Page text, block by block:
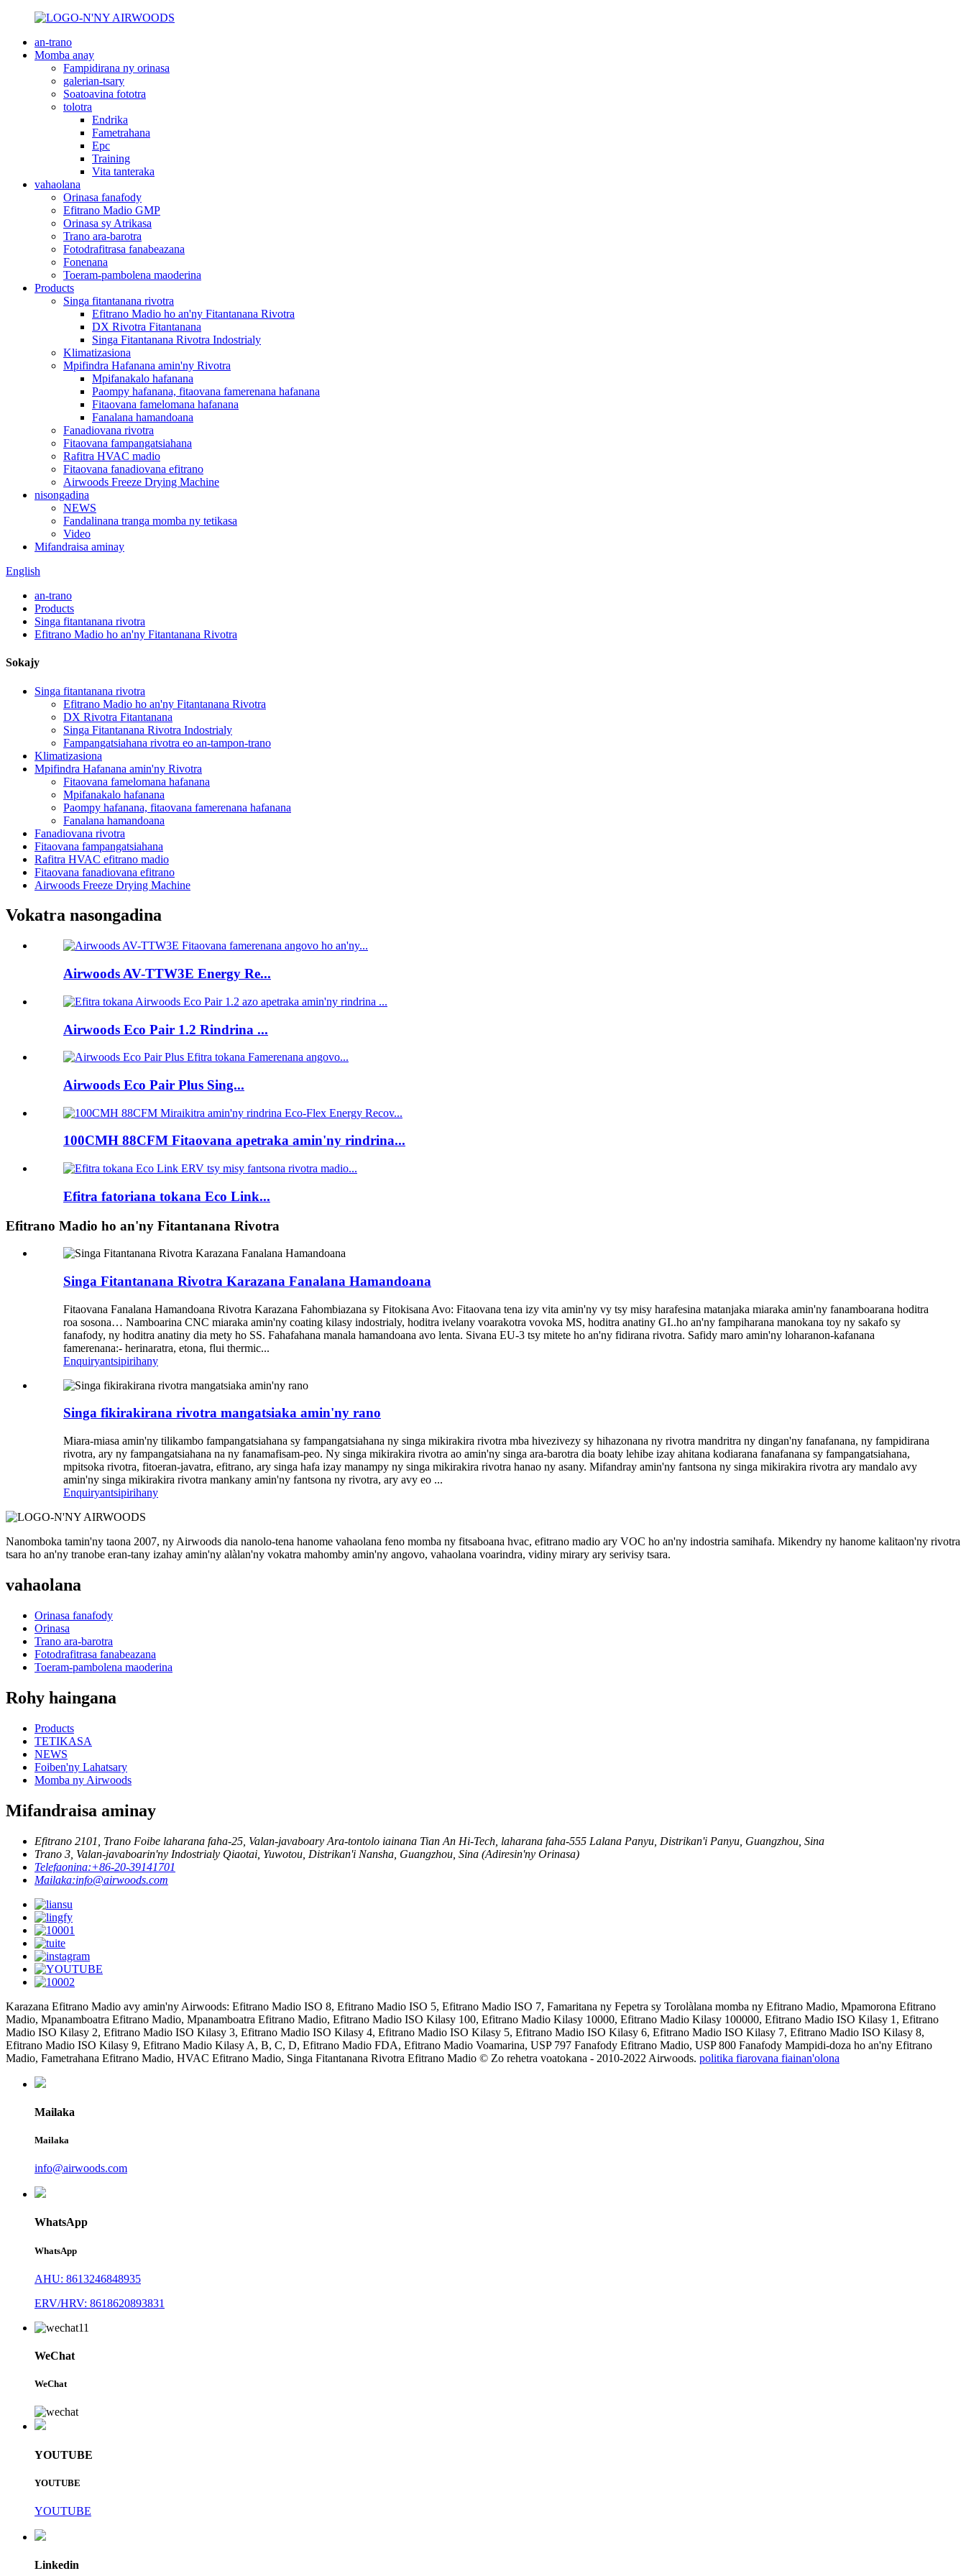
an-trano
Momba anay
Fampidirana ny orinasa
galerian-tsary
Soatoavina fototra
tolotra
Endrika
Fametrahana
Epc
Training
Vita tanteraka
vahaolana
Orinasa fanafody
Efitrano Madio GMP
Orinasa sy Atrikasa
Trano ara-barotra
Fotodrafitrasa fanabeazana
Fonenana
Toeram-pambolena maoderina
Products
Singa fitantanana rivotra
Efitrano Madio ho an'ny Fitantanana Rivotra
DX Rivotra Fitantanana
Singa Fitantanana Rivotra Indostrialy
Klimatizasiona
Mpifindra Hafanana amin'ny Rivotra
Mpifanakalo hafanana
Paompy hafanana, fitaovana famerenana hafanana
Fitaovana famelomana hafanana
Fanalana hamandoana
Fanadiovana rivotra
Fitaovana fampangatsiahana
Rafitra HVAC madio
Fitaovana fanadiovana efitrano
Airwoods Freeze Drying Machine
nisongadina
NEWS
Fandalinana tranga momba ny tetikasa
Video
Mifandraisa aminay
English
an-trano
Products
Singa fitantanana rivotra
Efitrano Madio ho an'ny Fitantanana Rivotra
Sokajy
Singa fitantanana rivotra
Efitrano Madio ho an'ny Fitantanana Rivotra
DX Rivotra Fitantanana
Singa Fitantanana Rivotra Indostrialy
Fampangatsiahana rivotra eo an-tampon-trano
Klimatizasiona
Mpifindra Hafanana amin'ny Rivotra
Fitaovana famelomana hafanana
Mpifanakalo hafanana
Paompy hafanana, fitaovana famerenana hafanana
Fanalana hamandoana
Fanadiovana rivotra
Fitaovana fampangatsiahana
Rafitra HVAC efitrano madio
Fitaovana fanadiovana efitrano
Airwoods Freeze Drying Machine
Vokatra nasongadina
Airwoods AV-TTW3E Energy Re...
Airwoods Eco Pair 1.2 Rindrina ...
Airwoods Eco Pair Plus Sing...
100CMH 88CFM Fitaovana apetraka amin'ny rindrina...
Efitra fatoriana tokana Eco Link...
Efitrano Madio ho an'ny Fitantanana Rivotra
Singa Fitantanana Rivotra Karazana Fanalana Hamandoana
Fitaovana Fanalana Hamandoana Rivotra Karazana Fahombiazana sy Fitokisana Avo: Fitaovana tena izy vita amin'ny vy tsy misy harafesina matanjaka miaraka amin'ny fanamboarana hoditra
roa sosona… Namboarina CNC miaraka amin'ny coating kilasy indostrialy, hoditra ivelany voarakotra vovoka MS, hoditra anatiny GI..ho an'ny fampiharana manokana toy ny sakafo sy
fanafody, ny hoditra anatiny dia mety ho SS. Fahafahana manala hamandoana avo lenta. Sivana EU-3 tsy mitete ho an'ny fidirana rivotra. Safidy maro amin'ny loharanon-kafanana
famerenana:- herinaratra, etona, flui thermic...
Enquiryantsipirihany
Singa fikirakirana rivotra mangatsiaka amin'ny rano
Miara-miasa amin'ny tilikambo fampangatsiahana sy fampangatsiahana ny singa mikirakira rivotra mba hivezivezy sy hihazonana ny rivotra mandritra ny dingan'ny fanafanana, ny fampidirana
rivotra, ary ny fampangatsiahana na ny fanamafisam-peo. Ny singa mikirakira rivotra ao amin'ny singa ara-barotra dia boaty lehibe izay ahitana kodiarana fanafanana sy fampangatsiahana,
mpitsoka rivotra, fitoeran-javatra, efitrano, ary singa hafa izay manampy ny singa mikirakira rivotra hanao ny asany. Mifandray amin'ny fantsona ny singa mikirakira rivotra ary mandalo avy
amin'ny singa mikirakira rivotra mankany amin'ny fantsona ny rivotra, ary avy eo ...
Enquiryantsipirihany
Nanomboka tamin'ny taona 2007, ny Airwoods dia nanolo-tena hanome vahaolana feno momba ny fitsaboana hvac, efitrano madio ary VOC ho an'ny indostria samihafa. Mikendry ny hanome kalitaon'ny rivotra
tsara ho an'ny tranobe eran-tany izahay amin'ny alàlan'ny vokatra mahomby amin'ny angovo, vahaolana voarindra, vidiny mirary ary serivisy tsara.
vahaolana
Orinasa fanafody
Orinasa
Trano ara-barotra
Fotodrafitrasa fanabeazana
Toeram-pambolena maoderina
Rohy haingana
Products
TETIKASA
NEWS
Foiben'ny Lahatsary
Momba ny Airwoods
Mifandraisa aminay
Efitrano 2101, Trano Foibe laharana faha-25, Valan-javaboary Ara-tontolo iainana Tian An Hi-Tech, laharana faha-555 Lalana Panyu, Distrikan'i Panyu, Guangzhou, Sina
Trano 3, Valan-javaboarin'ny Indostrialy Qiaotai, Yuwotou, Distrikan'i Nansha, Guangzhou, Sina (Adiresin'ny Orinasa)
Telefaonina:+86-20-39141701
Mailaka:info@airwoods.com
Karazana Efitrano Madio avy amin'ny Airwoods: Efitrano Madio ISO 8, Efitrano Madio ISO 5, Efitrano Madio ISO 7, Famaritana ny Fepetra sy Torolàlana momba ny Efitrano Madio, Mpamorona Efitrano
Madio, Mpanamboatra Efitrano Madio, Mpanamboatra Efitrano Madio, Efitrano Madio ISO Kilasy 100, Efitrano Madio Kilasy 10000, Efitrano Madio Kilasy 100000, Efitrano Madio ISO Kilasy 1, Efitrano
Madio ISO Kilasy 2, Efitrano Madio ISO Kilasy 3, Efitrano Madio ISO Kilasy 4, Efitrano Madio ISO Kilasy 5, Efitrano Madio ISO Kilasy 6, Efitrano Madio ISO Kilasy 7, Efitrano Madio ISO Kilasy 8,
Efitrano Madio ISO Kilasy 9, Efitrano Madio Kilasy A, B, C, D, Efitrano Madio FDA, Efitrano Madio Voamarina, USP 797 Fanafody Efitrano Madio, USP 800 Fanafody Mampidi-doza ho an'ny Efitrano
Madio, Fametrahana Efitrano Madio, HVAC Efitrano Madio, Singa Fitantanana Rivotra Efitrano Madio © Zo rehetra voatokana - 2010-2022 Airwoods. politika fiarovana fiainan'olona
Mailaka
Mailaka
info@airwoods.com
WhatsApp
WhatsApp
AHU: 8613246848935
ERV/HRV: 8618620893831
WeChat
WeChat
YOUTUBE
YOUTUBE
YOUTUBE
Linkedin